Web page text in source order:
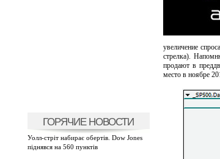
ГОРЯЧИЕ НОВОСТИ
Уолл-стріт набирає обертів. Dow Jones
піднявся на 560 пунктів
увеличение
стрелка).
продают в
место в ноябре